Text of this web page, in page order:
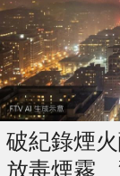
破紀錄煙
放毒煙霧